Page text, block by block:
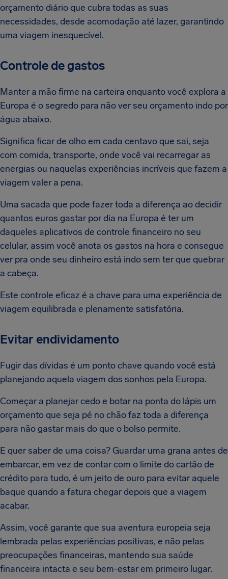
orçamento diário que cubra todas as suas
necessidades, desde acomodação até lazer, garantindo
uma viagem inesquecível.
Controle de gastos
Manter a mão firme na carteira enquanto você explora a
Europa é o segredo para não ver seu orçamento indo por
água abaixo.
Significa ficar de olho em cada centavo que sai, seja
com comida, transporte, onde você vai recarregar as
energias ou naquelas experiências incríveis que fazem a
viagem valer a pena.
Uma sacada que pode fazer toda a diferença ao decidir
quantos euros gastar por dia na Europa é ter um
daqueles aplicativos de controle financeiro no seu
celular, assim você anota os gastos na hora e consegue
ver pra onde seu dinheiro está indo sem ter que quebrar
a cabeça.
Este controle eficaz é a chave para uma experiência de
viagem equilibrada e plenamente satisfatória.
Evitar endividamento
Fugir das dívidas é um ponto chave quando você está
planejando aquela viagem dos sonhos pela Europa.
Começar a planejar cedo e botar na ponta do lápis um
orçamento que seja pé no chão faz toda a diferença
para não gastar mais do que o bolso permite.
E quer saber de uma coisa? Guardar uma grana antes de
embarcar, em vez de contar com o limite do cartão de
crédito para tudo, é um jeito de ouro para evitar aquele
baque quando a fatura chegar depois que a viagem
acabar.
Assim, você garante que sua aventura europeia seja
lembrada pelas experiências positivas, e não pelas
preocupações financeiras, mantendo sua saúde
financeira intacta e seu bem-estar em primeiro lugar.